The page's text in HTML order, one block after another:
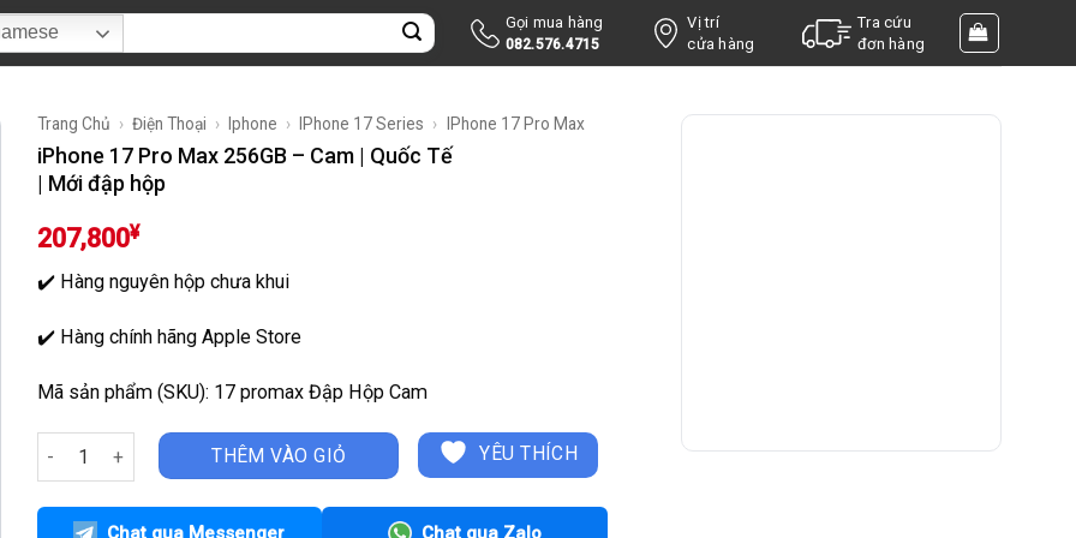
Gọi mua hàng
082.576.4715
Vị trí
cửa hàng
Tra cứu
đơn hàng
Trang Chủ › Điện Thoại › Iphone › IPhone 17 Series › IPhone 17 Pro Max
iPhone 17 Pro Max 256GB – Cam | Quốc Tế
| Mới đập hộp
207,800¥
✔️ Hàng nguyên hộp chưa khui
✔️ Hàng chính hãng Apple Store
Mã sản phẩm (SKU): 17 promax Đập Hộp Cam
iPhone 17 Pro Max 256GB - Cam | Quốc Tế | Mới đập hộp số lượng
THÊM VÀO GIỎ YÊU THÍCH
Chat qua Messenger Chat qua Zalo